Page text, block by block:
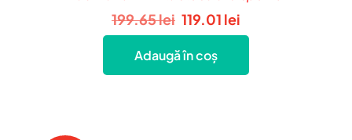
199.65lei Prețul
inițial
a
fost:
119.01 lei
curent
119.01 lei.
Adaugă în coș